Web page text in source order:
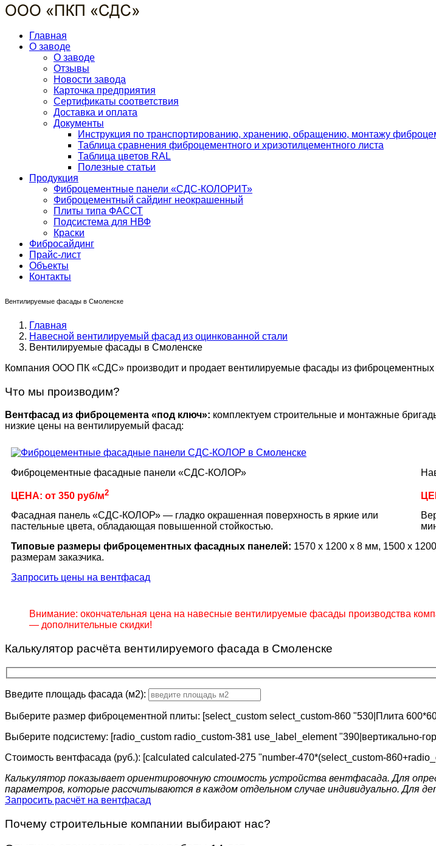
Главная
О заводе
О заводе
Отзывы
Новости завода
Карточка предприятия
Сертификаты соответствия
Доставка и оплата
Документы
Инструкция по транспортированию, хранению, обращению, монтажу
Таблица сравнения фиброцементного и хризотилцементного листа
Таблица цветов RAL
Полезные статьи
Продукция
Фиброцементные панели «СДС-КОЛОРИТ»
Фиброцементный сайдинг неокрашенный
Плиты типа ФАССТ
Подсистема для НВФ
Краски
Фибросайдинг
Прайс-лист
Объекты
Контакты
Вентилируемые фасады в Смоленске
Главная
Навесной вентилируемый фасад из оцинкованной стали
Вентилируемые фасады в Смоленске
Компания ООО ПК «СДС» производит и продает вентилируемые фасады из фиброцементных
Что мы производим?
Вентфасад из фиброцемента «под ключ»: комплектуем строительные и монтажные
низкие цены на вентилируемый фасад:
Фиброцементные фасадные панели «СДС-КОЛОР»
ЦЕНА: от 350 руб/м2
Фасадная панель «СДС-КОЛОР» — гладко окрашенная поверхность в яркие или
пастельные цвета, обладающая повышенной стойкостью.
Типовые размеры фиброцементных фасадных панелей: 1570 х 1200 х 8 мм, 1500 x
размерам заказчика.
Запросить цены на вентфасад
Внимание: окончательная цена на навесные вентилируемые фасады производства
— дополнительные скидки!
Калькулятор расчёта вентилируемого фасада в Смоленске
Введите площадь фасада (м2):
Выберите размер фиброцементной плиты: [select_custom select_custom-860 "530|Плита
Выберите подсистему: [radio_custom radio_custom-381 use_label_element "390|вертикально-
Стоимость вентфасада (руб.): [calculated calculated-275 "number-470*(select_custom-
Калькулятор показывает ориентировочную стоимость устройства вентфасада. Для
параметров, которые рассчитываются в каждом отдельном случае индивидуально. Для
Запросить расчёт на вентфасад
Почему строительные компании выбирают нас?